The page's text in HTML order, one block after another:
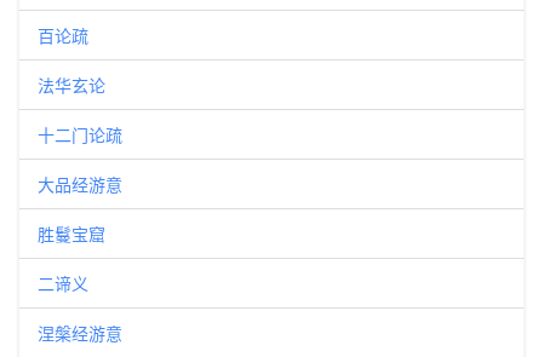
百论疏
法华玄论
十二门论疏
大品经游意
胜鬘宝窟
二谛义
涅槃经游意